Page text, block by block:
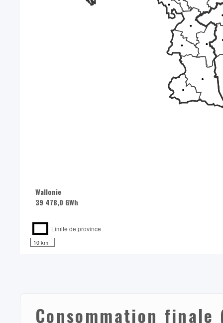
Wallonie
39 478,0 GWh
Limite de province
10 km
Consommation